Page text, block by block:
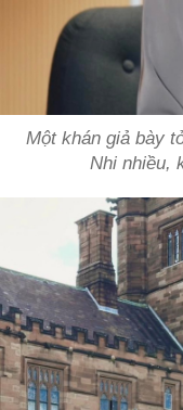
Một khán giả bày
Nhi nhiều,